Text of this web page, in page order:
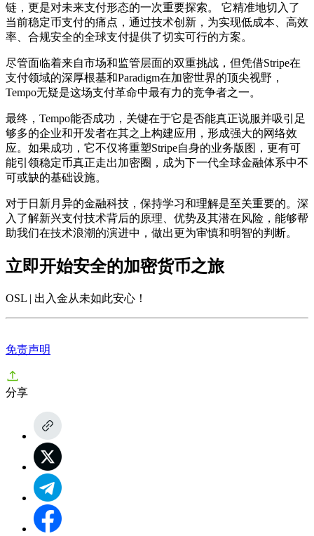
链，更是对未来支付形态的一次重要探索。 它精准地切入了
当前稳定币支付的痛点，通过技术创新，为实现低成本、高效
率、合规安全的全球支付提供了切实可行的方案。
尽管面临着来自市场和监管层面的双重挑战，但凭借Stripe在
支付领域的深厚根基和Paradigm在加密世界的顶尖视野，
Tempo无疑是这场支付革命中最有力的竞争者之一。
最终，Tempo能否成功，关键在于它是否能真正说服并吸引足
够多的企业和开发者在其之上构建应用，形成强大的网络效
应。如果成功，它不仅将重塑Stripe自身的业务版图，更有可
能引领稳定币真正走出加密圈，成为下一代全球金融体系中不
可或缺的基础设施。
对于日新月异的金融科技，保持学习和理解是至关重要的。深
入了解新兴支付技术背后的原理、优势及其潜在风险，能够帮
助我们在技术浪潮的演进中，做出更为审慎和明智的判断。
立即开始安全的加密货币之旅
OSL | 出入金从未如此安心 ！
免责声明
分享